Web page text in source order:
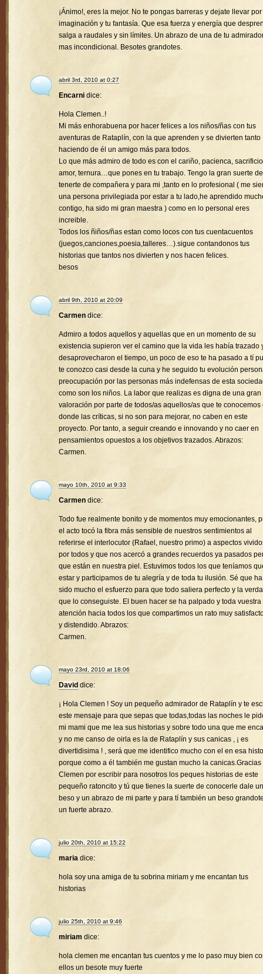
¡Ánimo!, eres la mejor. No te pongas barreras y dejate llevar por
imaginación y tu fantasía. Que esa fuerza y energía que
salga a raudales y sin límites. Un abrazo de una de tu
mas incondicional. Besotes grandotes.
abril 3rd, 2010 at 0:27
Encarni dice:
Hola Clemen..!
Mi más enhorabuena por hacer felices a los niños/ñas con tus
aventuras de Rataplín, con la que aprenden y se divierten tanto
haciendo de él un amigo más para todos.
Lo que más admiro de todo es con el cariño, pacienca,
amor, ternura…que pones en tu trabajo. Tengo la gran suerte de
tenerte de compañera y para mi ,tanto en lo profesional ( me
una persona privilegiada por estar a tu lado,he aprendido
contigo, ha sido mi gran maestra ) como en lo personal eres
increible.
Todos los ñiños/ñas estan como locos con tus cuentacuentos
(juegos,canciones,poesia,talleres…).sigue contandonos tus
historias que tantos nos divierten y nos hacen felices.
besos
abril 9th, 2010 at 20:09
Carmen dice:
Admiro a todos aquellos y aquellas que en un momento de su
existencia supieron ver el camino que la vida les había trazado
desaprovecharon el tiempo, un poco de eso te ha pasado a tí
te conozco casi desde la cuna y he seguido tu evolución
preocupación por las personas más indefensas de esta
como son los niños. La labor que realizas es digna de una gran
valoración por parte de todos/as aquellos/as que te conocemos
donde las críticas, si no son para mejorar, no caben en este
proyecto. Por tanto, a seguir creando e innovando y no caer en
pensamientos opuestos a los objetivos trazados. Abrazos:
Carmen.
mayo 10th, 2010 at 9:33
Carmen dice:
Todo fue realmente bonito y de momentos muy emocionantes,
el acto tocó la fibra más sensible de nuestros sentimientos al
referirse el interlocutor (Rafael, nuestro primo) a aspectos
por todos y que nos acercó a grandes recuerdos ya pasados
que están en nuestra piel. Estuvimos todos los que teníamos
estar y participamos de tu alegría y de toda tu ilusión. Sé que ha
sido mucho el esfuerzo para que todo saliera perfecto y la
que lo conseguiste. El buen hacer se ha palpado y toda vuestra
atención hacia todos los que compartimos un rato muy
y distendido. Abrazos:
Carmen.
mayo 23rd, 2010 at 18:06
David dice:
¡ Hola Clemen ! Soy un pequeño admirador de Rataplín y te
este mensaje para que sepas que todas,todas las noches le
mi mami que me lea sus historias y sobre todo una que me
y no me canso de oirla es la de Rataplín y sus canicas , ¡ es
divertidisima ! , será que me identifico mucho con el en esa
porque como a él también me gustan mucho la canicas.Gracias
Clemen por escribir para nosotros los peques historias de este
pequeño ratoncito y tú que tienes la suerte de conocerle dale un
beso y un abrazo de mi parte y para tí también un beso
un fuerte abrazo.
julio 20th, 2010 at 15:22
maria dice:
hola soy una amiga de tu sobrina miriam y me encantan tus
historias
julio 25th, 2010 at 9:46
miriam dice:
hola clemen me encantan tus cuentos y me lo paso muy bien
ellos un besote muy fuerte